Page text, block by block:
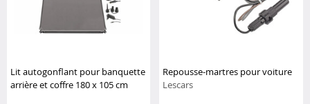
Lit autogonflant pour banquette
arrière et coffre 180 x 105 cm
Repousse-martres pour voiture
Lescars